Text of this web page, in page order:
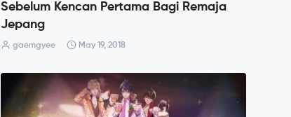
Sebelum Kencan Pertama Bagi Remaja
Jepang
gaemgyee May 19, 2018